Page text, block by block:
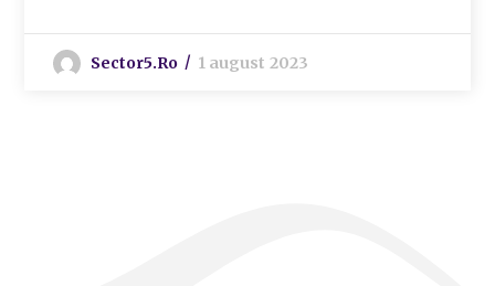
Sector5.ro 1 august 2023